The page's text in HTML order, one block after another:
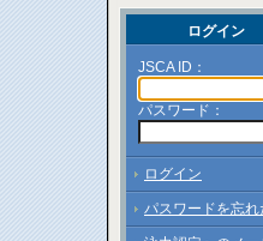
ログイン
JSCA ID：
パスワード：
ログイン
パスワードを忘れ